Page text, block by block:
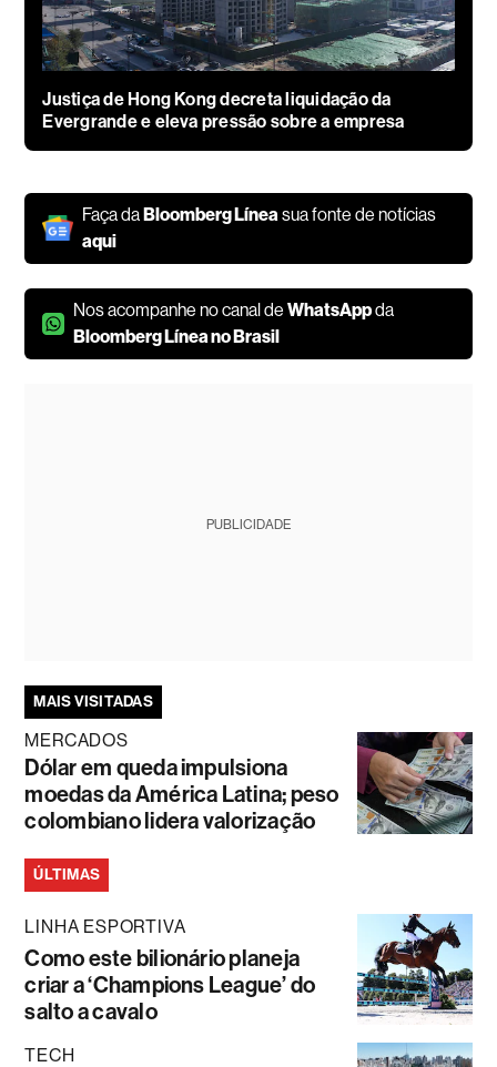
Justiça de Hong Kong decreta liquidação da
Evergrande e eleva pressão sobre a empresa
Faça daBloomberg Línea sua fonte de notícias
aqui
Nos acompanhe no canal deWhatsAppda
Bloomberg Línea no Brasil
PUBLICIDADE
MAIS VISITADAS
MERCADOS
Dólar em queda impulsiona
moedas da América Latina; peso
colombiano lidera valorização
ÚLTIMAS
LINHA ESPORTIVA
Como este bilionário planeja
criar a ‘Champions League’ do
salto a cavalo
TECH